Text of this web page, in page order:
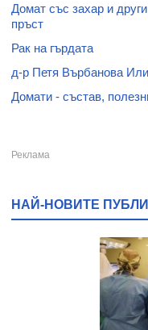
Домат със захар и
пръст
Рак на гърдата
д-р Петя Върбанова
Домати - състав,
НАЙ-НОВИТЕ